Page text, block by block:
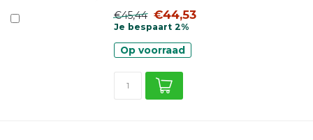
€45,44 €44,53
Je bespaart 2%
Op voorraad